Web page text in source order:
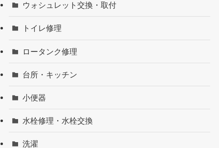
ウォシュレット交換・取付
トイレ修理
ロータンク修理
台所・キッチン
小便器
水栓修理・水栓交換
洗濯